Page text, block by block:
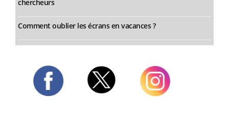
chercheurs
Comment oublier les écrans en vacances ?